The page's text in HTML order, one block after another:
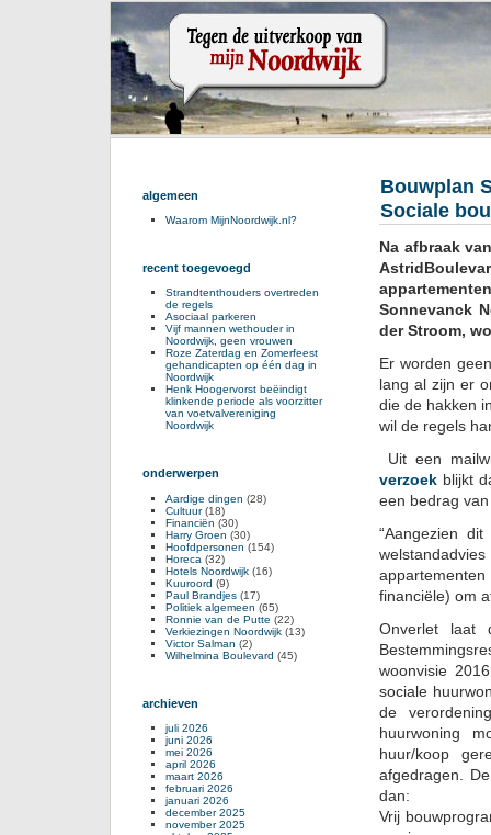
Bouwplan
Sociale
Na afbraak
Sonnevanck
der Stroom,
Er worden
lang al zijn er
die de hakken
wil de regels
Uit een
verzoek blijkt
een bedrag
“Aangezien
financiële) om
Onverlet laat
woonvisie
sociale
de
huurwoning
huur/koop
afgedragen.
dan:
Vrij
algemeen
Waarom MijnNoordwijk.nl?
recent toegevoegd
Strandtenthouders overtreden
de regels
Asociaal parkeren
Vijf mannen wethouder in
Noordwijk, geen vrouwen
Roze Zaterdag en Zomerfeest
gehandicapten op één dag in
Noordwijk
Henk Hoogervorst beëindigt
klinkende periode als voorzitter
van voetvalvereniging
Noordwijk
onderwerpen
Aardige dingen (28)
Cultuur(18)
Financiën (30)
Harry Groen (30)
Hoofdpersonen (154)
Horeca (32)
Hotels Noordwijk (16)
Kuuroord (9)
Paul Brandjes (17)
Politiek algemeen (65)
Ronnie van de Putte (22)
Verkiezingen Noordwijk (13)
Victor Salman (2)
Wilhelmina Boulevard (45)
archieven
juli 2026
juni 2026
mei 2026
april 2026
maart 2026
februari 2026
januari 2026
december 2025
november 2025